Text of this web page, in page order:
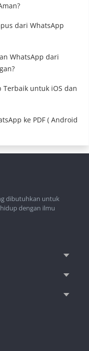
dari WhatsApp
WhatsApp dari
Terbaik untuk iOS dan
ke PDF ( Android
dibutuhkan untuk
dengan ilmu